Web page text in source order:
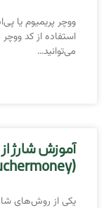
استفاده از کد
می‌توانید…
آموزش شارژ
(Vouchermoney)
یکی از روش‌‌های